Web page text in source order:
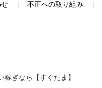
不正への取り組み
ぎなら【すぐたま】